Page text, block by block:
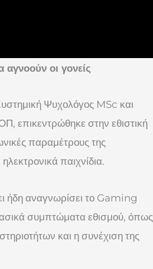
οι γονείς
Ψυχολόγος MSc και
επικεντρώθηκε στην εθιστική
παραμέτρους της
παιχνίδια.
ήδη αναγνωρίσει το Gaming
συμπτώματα εθισμού, όπως
και η συνέχιση της